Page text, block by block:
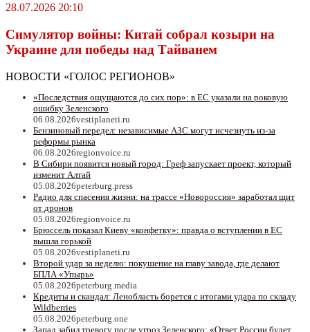
28.07.2026 20:10
Симулятор войны: Китай собрал козыри на
Украине для победы над Тайванем
НОВОСТИ «ГОЛОС РЕГИОНОВ»
«Последствия ощущаются до сих пор»: в ЕС указали на роковую
ошибку Зеленского
06.08.2026vestiplaneti.ru
Бензиновый передел: независимые АЗС могут исчезнуть из-за
реформы рынка
06.08.2026regionvoice.ru
В Сибири появится новый город: Греф запускает проект, который
изменит Алтай
05.08.2026peterburg.press
Радио для спасения жизни: на трассе «Новороссия» заработал щит
от дронов
05.08.2026regionvoice.ru
Брюссель показал Киеву «конфетку»: правда о вступлении в ЕС
вышла горькой
05.08.2026vestiplaneti.ru
Второй удар за неделю: покушение на главу завода, где делают
БПЛА «Упырь»
05.08.2026peterburg.media
Кредиты и скандал: Ленобласть борется с итогами удара по складу
Wildberries
05.08.2026peterburg.one
Запад забил тревогу после угроз Зеленского: «Ответ России будет